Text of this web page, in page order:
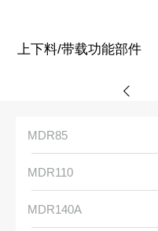
MDR85
MDR110
MDR140A